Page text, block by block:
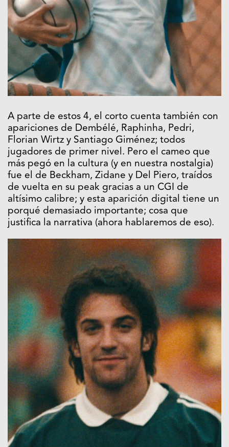
A parte de estos 4, el corto cuenta también con
apariciones de Dembélé, Raphinha, Pedri,
Florian Wirtz y Santiago Giménez; todos
jugadores de primer nivel. Pero el cameo que
más pegó en la cultura (y en nuestra nostalgia)
fue el de Beckham, Zidane y Del Piero, traídos
de vuelta en su peak gracias a un CGI de
altísimo calibre; y esta aparición digital tiene un
porqué demasiado importante; cosa que
justifica la narrativa (ahora hablaremos de eso).